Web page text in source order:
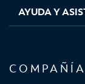
AYUDA Y
COMPAÑÍA